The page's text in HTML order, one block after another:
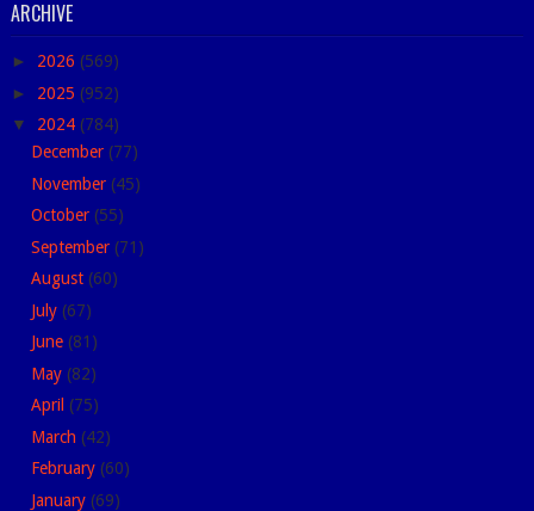
ARCHIVE
► 2026 (569)
► 2025 (952)
▼ 2024 (784)
December (77)
November (45)
October (55)
September (71)
August (60)
July (67)
June (81)
May (82)
April (75)
March (42)
February (60)
January (69)